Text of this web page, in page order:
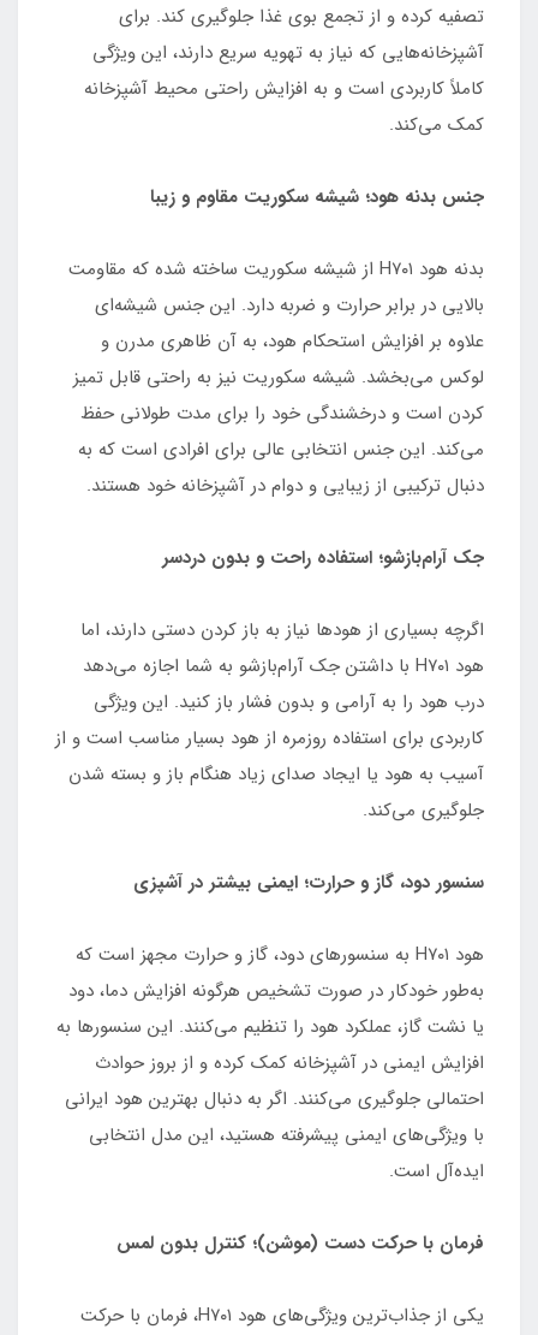
تصفیه کرده و از تجمع بوی غذا جلوگیری کند. برای
آشپزخانه‌هایی که نیاز به تهویه سریع دارند، این ویژگی
کاملاً کاربردی است و به افزایش راحتی محیط آشپزخانه
کمک می‌کند.
جنس بدنه هود؛ شیشه سکوریت مقاوم و زیبا
بدنه هود H۷۰۱ از شیشه سکوریت ساخته شده که مقاومت
بالایی در برابر حرارت و ضربه دارد. این جنس شیشه‌ای
علاوه بر افزایش استحکام هود، به آن ظاهری مدرن و
لوکس می‌بخشد. شیشه سکوریت نیز به راحتی قابل تمیز
کردن است و درخشندگی خود را برای مدت طولانی حفظ
می‌کند. این جنس انتخابی عالی برای افرادی است که به
دنبال ترکیبی از زیبایی و دوام در آشپزخانه خود هستند.
جک آرام‌بازشو؛ استفاده راحت و بدون دردسر
اگرچه بسیاری از هودها نیاز به باز کردن دستی دارند، اما
هود H۷۰۱ با داشتن جک آرام‌بازشو به شما اجازه می‌دهد
درب هود را به آرامی و بدون فشار باز کنید. این ویژگی
کاربردی برای استفاده روزمره از هود بسیار مناسب است و از
آسیب به هود یا ایجاد صدای زیاد هنگام باز و بسته شدن
جلوگیری می‌کند.
سنسور دود، گاز و حرارت؛ ایمنی بیشتر در آشپزی
هود H۷۰۱ به سنسورهای دود، گاز و حرارت مجهز است که
به‌طور خودکار در صورت تشخیص هرگونه افزایش دما، دود
یا نشت گاز، عملکرد هود را تنظیم می‌کنند. این سنسورها به
افزایش ایمنی در آشپزخانه کمک کرده و از بروز حوادث
احتمالی جلوگیری می‌کنند. اگر به دنبال بهترین هود ایرانی
با ویژگی‌های ایمنی پیشرفته هستید، این مدل انتخابی
ایده‌آل است.
فرمان با حرکت دست (موشن)؛ کنترل بدون لمس
یکی از جذاب‌ترین ویژگی‌های هود H۷۰۱، فرمان با حرکت